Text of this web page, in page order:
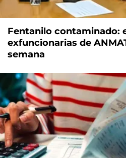
Fentanilo contaminado:
exfuncionarias de
semana